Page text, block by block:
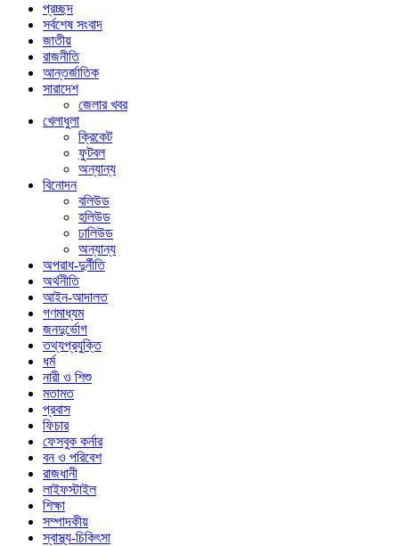
প্রচ্ছদ
সর্বশেষ সংবাদ
জাতীয়
রাজনীতি
আন্তর্জাতিক
সারাদেশ
জেলার খবর
খেলাধুলা
ক্রিকেট
ফুটবল
অন্যান্য
বিনোদন
বলিউড
হলিউড
ঢালিউড
অন্যান্য
অপরাধ-দুর্নীতি
অর্থনীতি
আইন-আদালত
গণমাধ্যম
জনদুর্ভোগ
তথ্যপ্রযুক্তি
ধর্ম
নারী ও শিশু
মতামত
প্রবাস
ফিচার
ফেসবুক কর্নার
বন ও পরিবেশ
রাজধানী
লাইফস্টাইল
শিক্ষা
সম্পাদকীয়
স্বাস্থ্য-চিকিৎসা